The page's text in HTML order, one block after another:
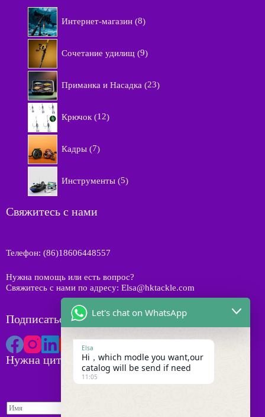
Интернет-магазин 8т
в
о
Сочетание удилищ 9т
в
Приманка и Насадка 233
Крючок 122
р
Кадры 7т
в
о
Инструменты 5т
Свяжитесь с нами
Телефон: (86)18606448557
Нужна помощь или есть вопрос?
Свяжитесь с нами по адресу: Elsa@hktackle.com
Подписаться на HK Tackle
Нужна цитата
И
Let's chat on WhatsApp
Elsa
Hi，which modle you want,our
catalog will be send if need
11:05